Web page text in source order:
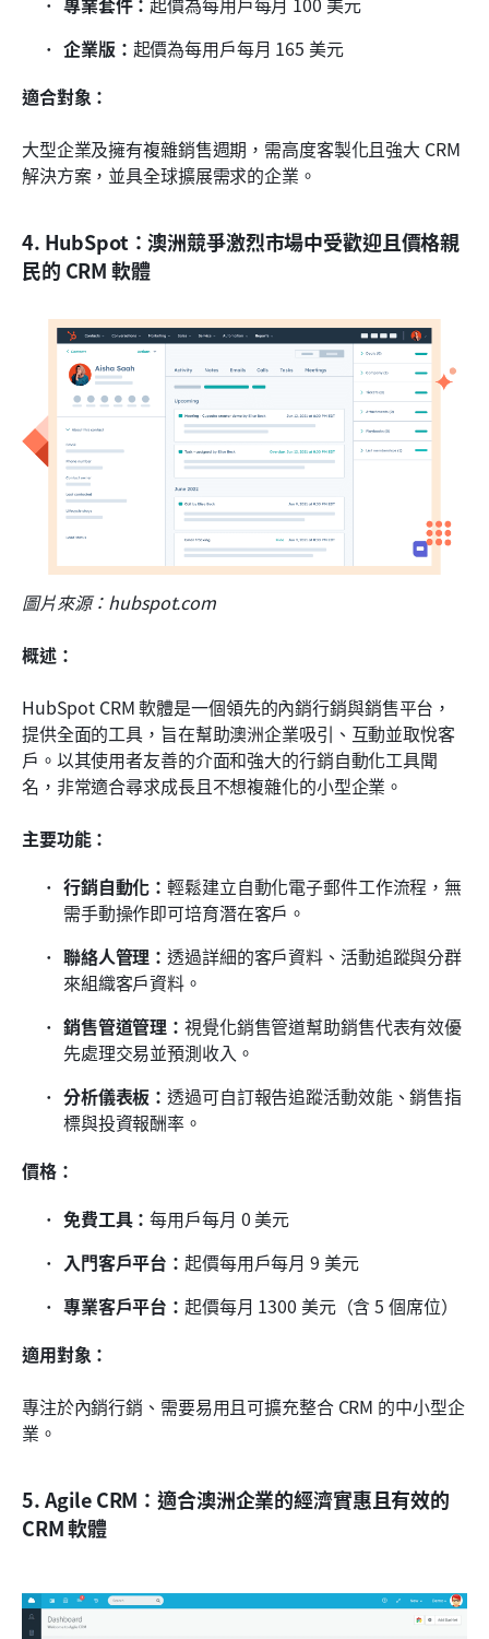
企業版： 起價為每用戶每月 165 美元
適合對象：
大型企業及擁有複雜銷售週期，需高度客製化且強大 CRM
解決方案，並具全球擴展需求的企業。
4. HubSpot：澳洲競爭激烈市場中受歡迎且價格親
民的 CRM 軟體
圖片來源：hubspot.com
概述：
HubSpot CRM 軟體是一個領先的內銷行銷與銷售平台，
提供全面的工具，旨在幫助澳洲企業吸引、互動並取悅客
戶。以其使用者友善的介面和強大的行銷自動化工具聞
名，非常適合尋求成長且不想複雜化的小型企業。
主要功能：
行銷自動化：輕鬆建立自動化電子郵件工作流程，無
需手動操作即可培育潛在客戶。
聯絡人管理：透過詳細的客戶資料、活動追蹤與分群
來組織客戶資料。
銷售管道管理：視覺化銷售管道幫助銷售代表有效優
先處理交易並預測收入。
分析儀表板：透過可自訂報告追蹤活動效能、銷售指
標與投資報酬率。
價格：
免費工具：每用戶每月 0 美元
入門客戶平台：起價每用戶每月 9 美元
專業客戶平台：起價每月 1300 美元（含 5 個席位）
適用對象：
專注於內銷行銷、需要易用且可擴充整合 CRM 的中小型企
業。
5. Agile CRM：適合澳洲企業的經濟實惠且有效的
CRM 軟體